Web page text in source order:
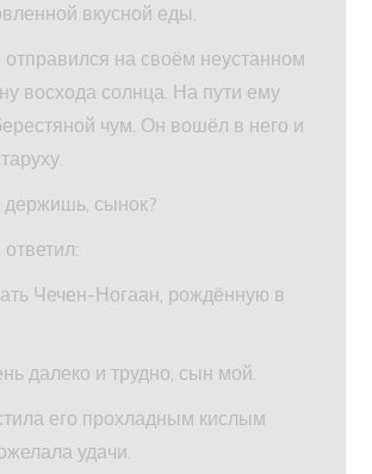
вкусной еды.
на своём неустанном
восхода солнца. На пути ему
чум. Он вошёл в него и
сынок?
Чечен-Ногаан, рождённую в
далеко и трудно, сын мой.
его прохладным кислым
удачи.